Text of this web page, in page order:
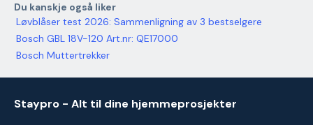
Du kanskje også liker
Løvblåser test 2026: Sammenligning av 3 bestselgere
Bosch GBL 18V-120 Art.nr: QE17000
Bosch Muttertrekker
Staypro - Alt til dine hjemmeprosjekter